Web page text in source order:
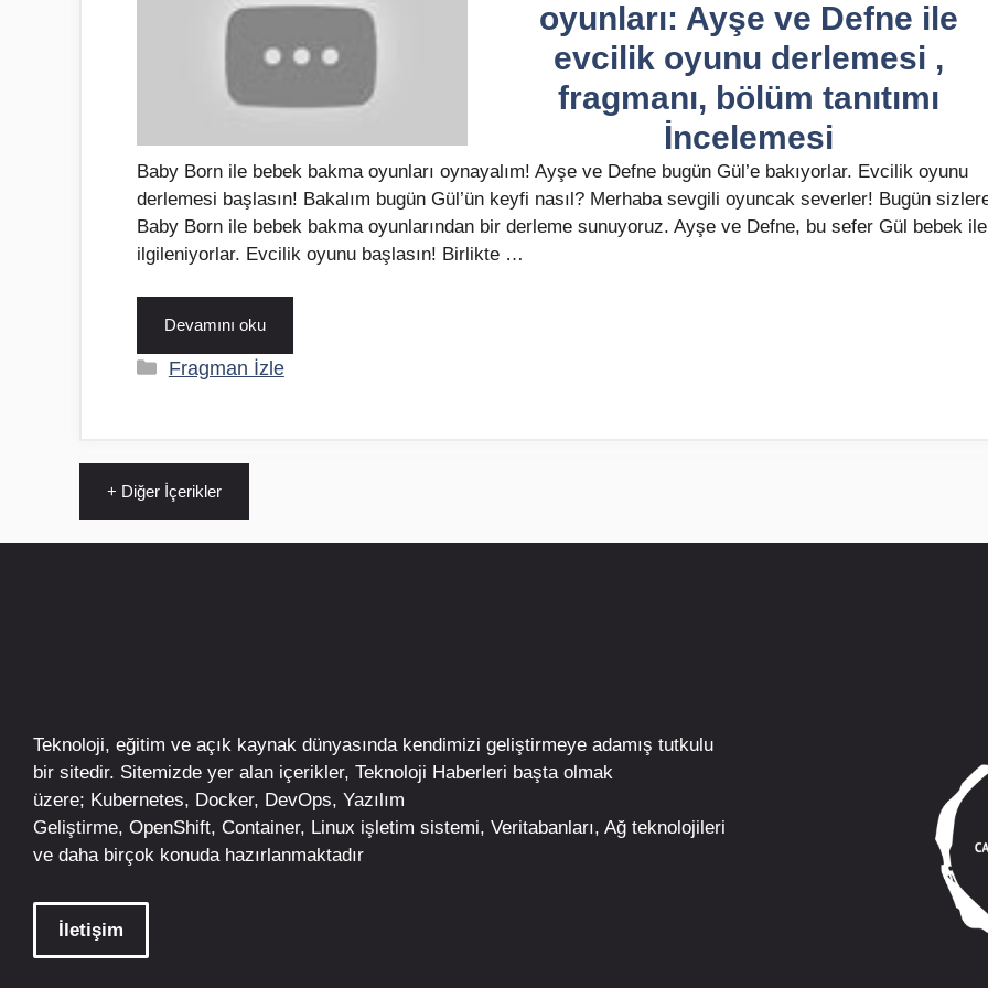
oyunları: Ayşe ve Defne ile
evcilik oyunu derlemesi ,
fragmanı, bölüm tanıtımı
İncelemesi
Baby Born ile bebek bakma oyunları oynayalım! Ayşe ve Defne bugün Gül’e bakıyorlar. Evcilik oyunu
derlemesi başlasın! Bakalım bugün Gül’ün keyfi nasıl? Merhaba sevgili oyuncak severler! Bugün
Baby Born ile bebek bakma oyunlarından bir derleme sunuyoruz. Ayşe ve Defne, bu sefer Gül bebek ile
ilgileniyorlar. Evcilik oyunu başlasın! Birlikte …
Devamını oku
Kategoriler
Fragman İzle
+ Diğer İçerikler
Teknoloji, eğitim ve açık kaynak dünyasında kendimizi geliştirmeye adamış tutkulu
bir sitedir. Sitemizde yer alan içerikler, Teknoloji Haberleri başta olmak
üzere; Kubernetes, Docker, DevOps, Yazılım
Geliştirme, OpenShift, Container, Linux işletim sistemi, Veritabanları, Ağ teknolojileri
ve daha birçok konuda hazırlanmaktadır
İletişim